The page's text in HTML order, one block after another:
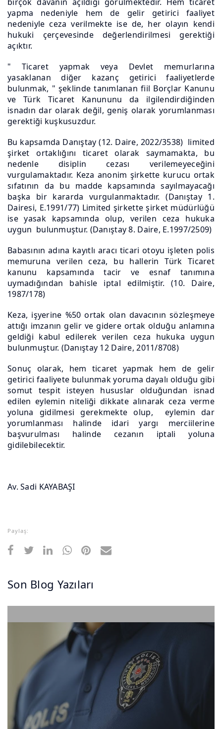
yapma nedeniyle hem de gelir getirici faaliyet
nedeniyle ceza verilmekte ise de, her olayın kendi
hukuki çerçevesinde değerlendirilmesi gerektiği
açıktır.
" Ticaret yapmak veya Devlet memurlarına
yasaklanan diğer kazanç getirici faaliyetlerde
bulunmak, " şeklinde tanımlanan fiil Borçlar Kanunu
ve Türk Ticaret Kanununu da ilgilendirdiğinden
isnadın dar olarak değil, geniş olarak yorumlanması
gerektiği kuşkusuzdur.
Bu kapsamda Danıştay (12. Daire, 2022/3538) limited
şirket ortaklığını ticaret olarak saymamakta, bu
nedenle disiplin cezası verilemeyeceğini
vurgulamaktadır. Keza anonim şirkette kurucu ortak
sıfatının da bu madde kapsamında sayılmayacağı
başka bir kararda vurgulanmaktadır. (Danıştay 1.
Dairesi, E.1991/77) Limited şirkette şirket müdürlüğü
ise yasak kapsamında olup, verilen ceza hukuka
uygun bulunmuştur. (Danıştay 8. Daire, E.1997/2509)
Babasının adına kayıtlı aracı ticari otoyu işleten polis
memuruna verilen ceza, bu hallerin Türk Ticaret
kanunu kapsamında tacir ve esnaf tanımına
uymadığından bahisle iptal edilmiştir. (10. Daire,
1987/178)
Keza, işyerine %50 ortak olan davacının sözleşmeye
attığı imzanın gelir ve gidere ortak olduğu anlamına
geldiği kabul edilerek verilen ceza hukuka uygun
bulunmuştur. (Danıştay 12 Daire, 2011/8708)
Sonuç olarak, hem ticaret yapmak hem de gelir
getirici faaliyete bulunmak yoruma dayalı olduğu gibi
somut tespit isteyen hususlar olduğundan isnad
edilen eylemin niteliği dikkate alınarak ceza verme
yoluna gidilmesi gerekmekte olup, eylemin dar
yorumlanması halinde idari yargı merciilerine
başvurulması halinde cezanın iptali yoluna
gidilebilecektir.
Av. Sadi KAYABAŞI
Paylaş:
Son Blog Yazıları